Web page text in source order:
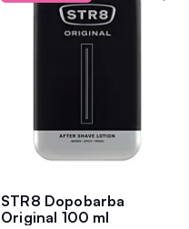
STR8 Dopobarba
Original 100 ml